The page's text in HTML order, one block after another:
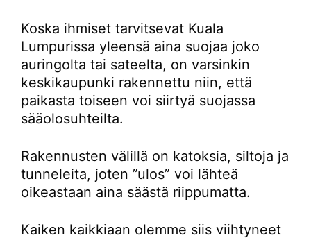
Koska ihmiset tarvitsevat Kuala
Lumpurissa yleensä aina suojaa joko
auringolta tai sateelta, on varsinkin
keskikaupunki rakennettu niin, että
paikasta toiseen voi siirtyä suojassa
sääolosuhteilta.
Rakennusten välillä on katoksia, siltoja ja
tunneleita, joten ”ulos” voi lähteä
oikeastaan aina säästä riippumatta.
Kaiken kaikkiaan olemme siis viihtyneet